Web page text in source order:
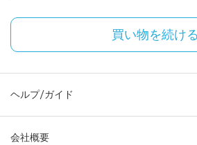
買い物を続ける
ヘルプ/ガイド
会社概要